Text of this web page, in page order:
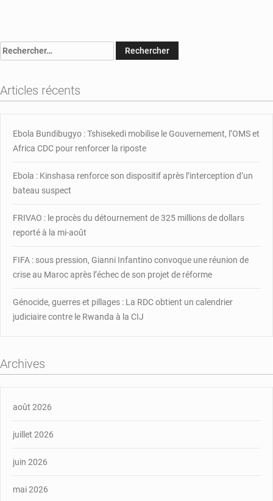
pas
vers
la
de
constitution
Rechercher :
Articles récents
Ebola Bundibugyo : Tshisekedi mobilise le Gouvernement, l’OMS et
Africa CDC pour renforcer la riposte
Ebola : Kinshasa renforce son dispositif après l’interception d’un
bateau suspect
FRIVAO : le procès du détournement de 325 millions de dollars
reporté à la mi-août
FIFA : sous pression, Gianni Infantino convoque une réunion de
crise au Maroc après l’échec de son projet de réforme
Génocide, guerres et pillages : La RDC obtient un calendrier
judiciaire contre le Rwanda à la CIJ
Archives
août 2026
juillet 2026
juin 2026
mai 2026